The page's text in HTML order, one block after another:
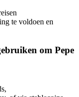
te voldoen en
om Pepe